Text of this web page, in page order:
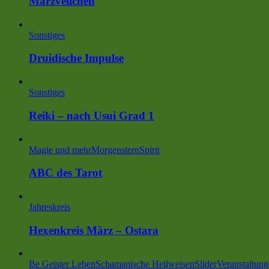
Sonstiges
Druidische Impulse
Sonstiges
Reiki – nach Usui Grad 1
Magie und mehrMorgensternSpirit
ABC des Tarot
Jahreskreis
Hexenkreis März – Ostara
Be Geister LebenSchamanische HeilweisenSlider